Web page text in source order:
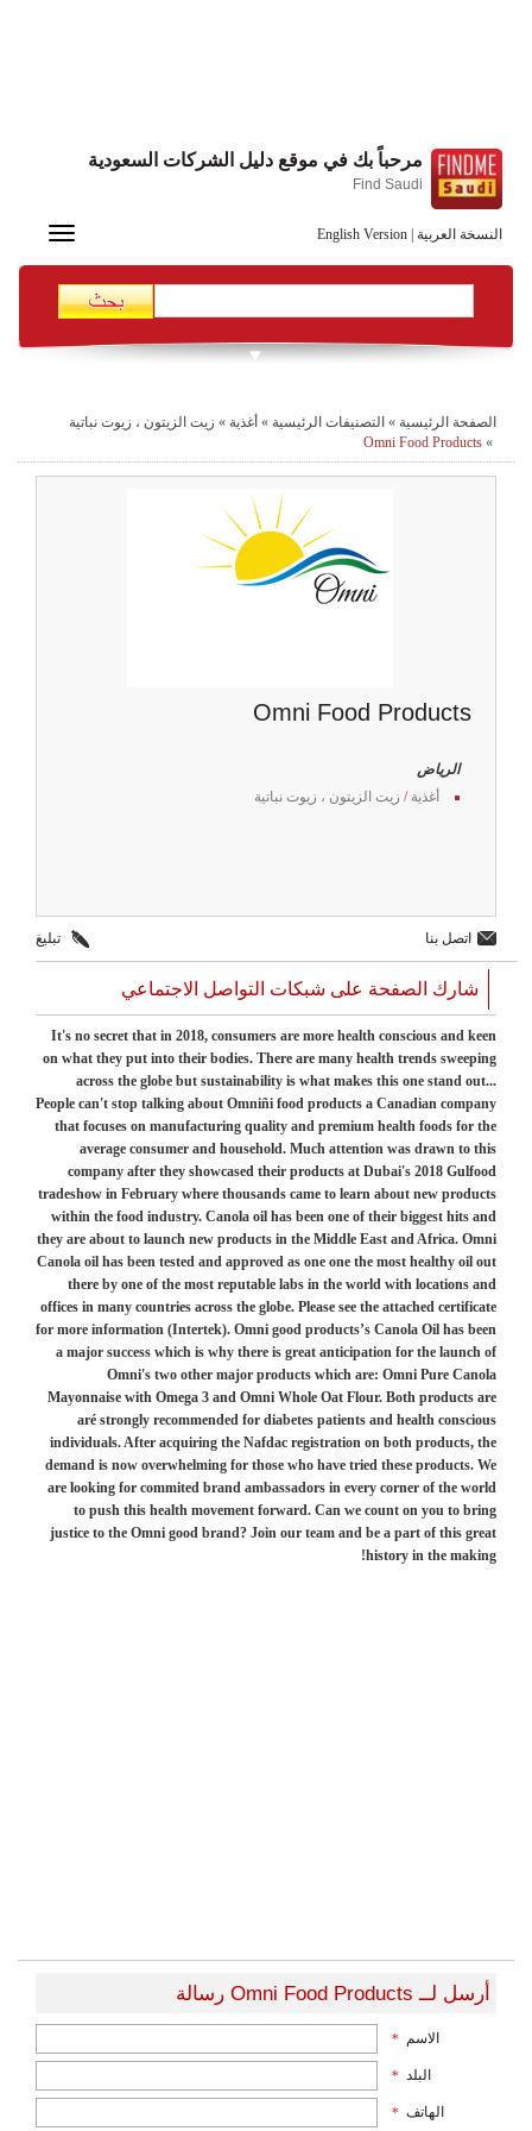
النسخة العربية English Version
مرحباً بك في موقع دليل الشركات السعودية
Find Saudi
Toggle
الصفحة الرئيسية » التصنيفات الرئيسية » أغذية » زيت الزيتون ، زيوت نباتية
»
Omni Food Products
Omni Food Products
الرياض
أغذية / زيت الزيتون ، زيوت نباتية
اتصل بنا تبليغ
شارك الصفحة على شبكات التواصل الاجتماعي
It's no secret that in 2018, consumers are more health conscious and keen
on what they put into their bodies. There are many health trends sweeping
across the globe but sustainability is what makes this one stand out...
People can't stop talking about Omniñi food products a Canadian company
that focuses on manufacturing quality and premium health foods for the
average consumer and household. Much attention was drawn to this
company after they showcased their products at Dubai's 2018 Gulfood
tradeshow in February where thousands came to learn about new products
within the food industry. Canola oil has been one of their biggest hits and
they are about to launch new products in the Middle East and Africa. Omni
Canola oil has been tested and approved as one one the most healthy oil out
there by one of the most reputable labs in the world with locations and
offices in many countries across the globe. Please see the attached certificate
for more information (Intertek). Omni good products’s Canola Oil has been
a major success which is why there is great anticipation for the launch of
Omni's two other major products which are: Omni Pure Canola
Mayonnaise with Omega 3 and Omni Whole Oat Flour. Both products are
aré strongly recommended for diabetes patients and health conscious
individuals. After acquiring the Nafdac registration on both products, the
demand is now overwhelming for those who have tried these products. We
are looking for commited brand ambassadors in every corner of the world
to push this health movement forward. Can we count on you to bring
justice to the Omni good brand? Join our team and be a part of this great
history in the making!
أرسل لــ Omni Food Products رسالة
الاسم *
البلد *
الهاتف *